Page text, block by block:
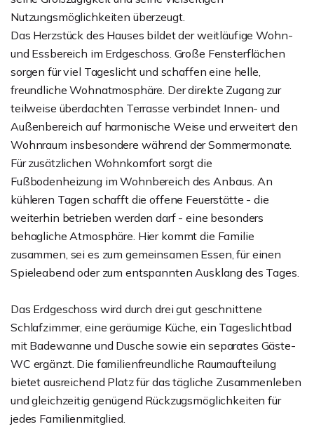
Nutzungsmöglichkeiten überzeugt.
Das Herzstück des Hauses bildet der weitläufige Wohn-
und Essbereich im Erdgeschoss. Große Fensterflächen
sorgen für viel Tageslicht und schaffen eine helle,
freundliche Wohnatmosphäre. Der direkte Zugang zur
teilweise überdachten Terrasse verbindet Innen- und
Außenbereich auf harmonische Weise und erweitert den
Wohnraum insbesondere während der Sommermonate.
Für zusätzlichen Wohnkomfort sorgt die
Fußbodenheizung im Wohnbereich des Anbaus. An
kühleren Tagen schafft die offene Feuerstätte - die
weiterhin betrieben werden darf - eine besonders
behagliche Atmosphäre. Hier kommt die Familie
zusammen, sei es zum gemeinsamen Essen, für einen
Spieleabend oder zum entspannten Ausklang des Tages.
Das Erdgeschoss wird durch drei gut geschnittene
Schlafzimmer, eine geräumige Küche, ein Tageslichtbad
mit Badewanne und Dusche sowie ein separates Gäste-
WC ergänzt. Die familienfreundliche Raumaufteilung
bietet ausreichend Platz für das tägliche Zusammenleben
und gleichzeitig genügend Rückzugsmöglichkeiten für
jedes Familienmitglied.